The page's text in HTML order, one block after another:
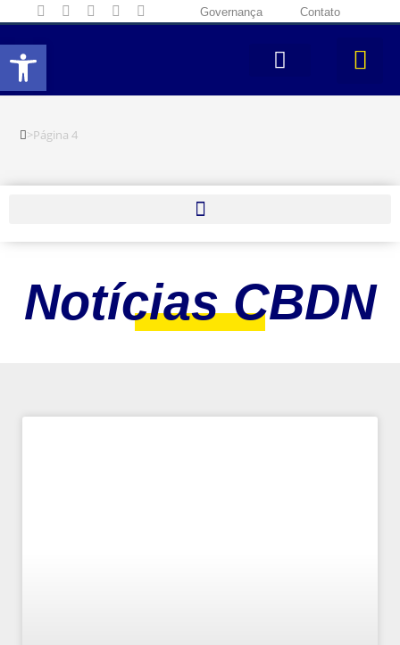
Abrir a barra de ferramentas
Governança Contato
>Página 4
Notícias CBDN